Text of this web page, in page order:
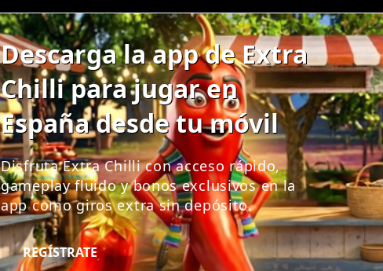
Descarga la app de Extra
Chilli para jugar en
España desde tu móvil
Disfruta Extra Chilli con acceso rápido,
gameplay fluido y bonos exclusivos en la
app como giros extra sin depósito.
REGÍSTRATE